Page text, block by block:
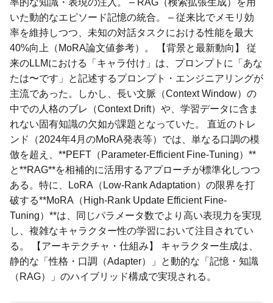
率的な知識・表現の注入。 – RAG（検索拡張生成）を用
いた動的なエピソード記憶の統合。 – 従来比でメモリ効
率を維持しつつ、未知の対話タスクにおける性能を最大
40%向上（MoRA論文値参考）。 【背景と最新動向】 従
来のLLMにおける「キャラ付け」は、プロンプトに「あな
たは〜です」と記述するプロンプト・エンジニアリングが
主流であった。しかし、長い文脈（Context Window）の
中での人格のブレ（Context Drift）や、学習データに含ま
れない固有知識の欠如が課題となっていた。 直近のトレ
ンド（2024年4月のMoRA発表等）では、単なる口調の模
倣を超え、**PEFT（Parameter-Efficient Fine-Tuning）**
と**RAG**を相補的に活用するアプローチが標準化しつつ
ある。特に、LoRA（Low-Rank Adaptation）の限界を打
破する**MoRA（High-Rank Update Efficient Fine-
Tuning）**は、同じパラメータ数でより高い表現力を実現
し、複雑なキャラクター性の学習において注目されてい
る。 【アーキテクチャ・仕組み】 キャラクター生成は、
静的な「性格・口調（Adapter）」と動的な「記憶・知識
（RAG）」のハイブリッド構成で実現される。